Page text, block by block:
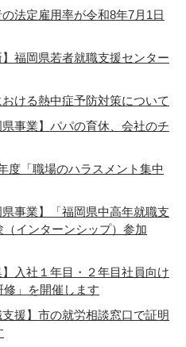
法定雇用率が令和8年7月1日
】福岡県若者就職支援センター
ける熱中症予防対策について
県事業】パパの育休、会社のチ
度「職場のハラスメント集中
県事業】「福岡県中高年就職支
インターンシップ）参加
】入社１年目・２年目社員向け
」を開催します
支援】市の就労相談窓口で証明